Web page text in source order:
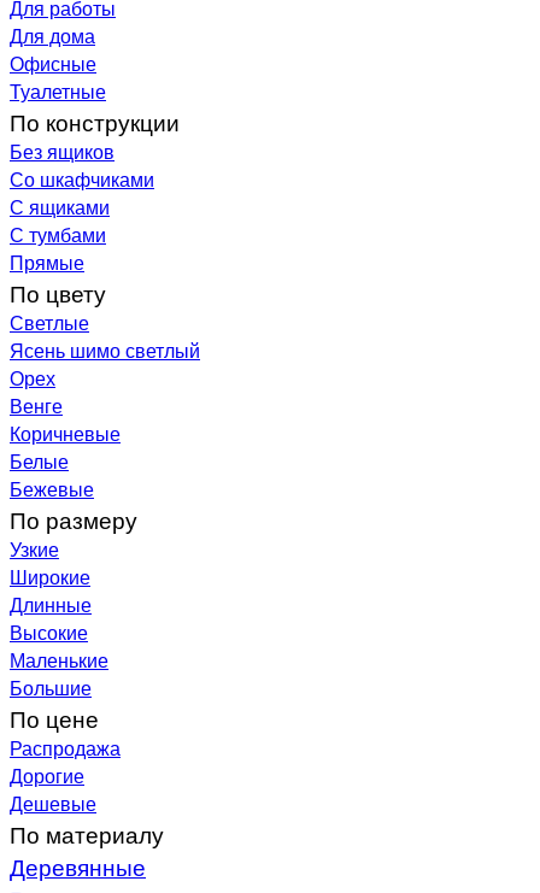
Для работы
Для дома
Офисные
Туалетные
По конструкции
Без ящиков
Со шкафчиками
С ящиками
С тумбами
Прямые
По цвету
Светлые
Ясень шимо светлый
Орех
Венге
Коричневые
Белые
Бежевые
По размеру
Узкие
Широкие
Длинные
Высокие
Маленькие
Большие
По цене
Распродажа
Дорогие
Дешевые
По материалу
Деревянные